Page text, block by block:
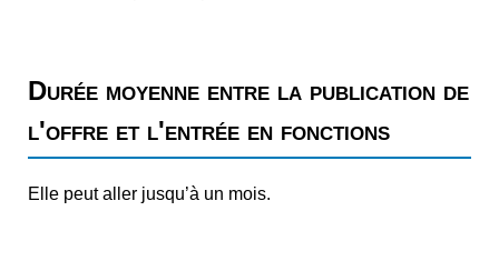
Durée moyenne entre la publication de
l'offre et l'entrée en fonctions
Elle peut aller jusqu’à un mois.